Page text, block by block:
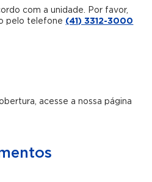
com a unidade. Por favor,
pelo telefone (41) 3312-3000
acesse a nossa página